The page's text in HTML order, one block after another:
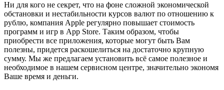
Ни для кого не секрет, что на фоне сложной экономической
обстановки и нестабильности курсов валют по отношению к
рублю, компания Apple регулярно повышает стоимость
программ и игр в App Store. Таким образом, чтобы
приобрести все приложения, которые могут быть Вам
полезны, придется раскошелиться на достаточно крупную
сумму. Мы же предлагаем установить всё самое полезное и
необходимое в нашем сервисном центре, значительно экономя
Ваше время и деньги.